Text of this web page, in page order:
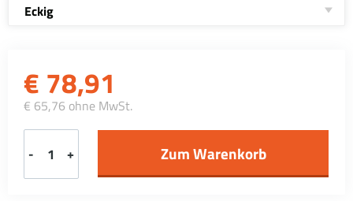
Eckig
€ 78,91
€ 65,76 ohne MwSt.
- +